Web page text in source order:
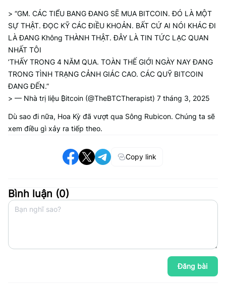
> “GM. CÁC TIỂU BANG ĐANG SẼ MUA BITCOIN. ĐÓ LÀ MỘT
SỰ THẬT. ĐỌC KỸ CÁC ĐIỀU KHOẢN. BẤT CỨ AI NÓI KHÁC ĐI
LÀ ĐANG Không THÀNH THẬT. ĐÂY LÀ TIN TỨC LẠC QUAN
NHẤT TÔI
’THẤY TRONG 4 NĂM QUA. TOÀN THẾ GIỚI NGÀY NAY ĐANG
TRONG TÌNH TRẠNG CẢNH GIÁC CAO. CÁC QUỸ BITCOIN
ĐANG ĐẾN.”
> — Nhà trị liệu ₿itcoin (@TheBTCTherapist) 7 tháng 3, 2025
Dù sao đi nữa, Hoa Kỳ đã vượt qua Sông Rubicon. Chúng ta sẽ
xem điều gì xảy ra tiếp theo.
Copy link
Bình luận (0)
Đăng bài